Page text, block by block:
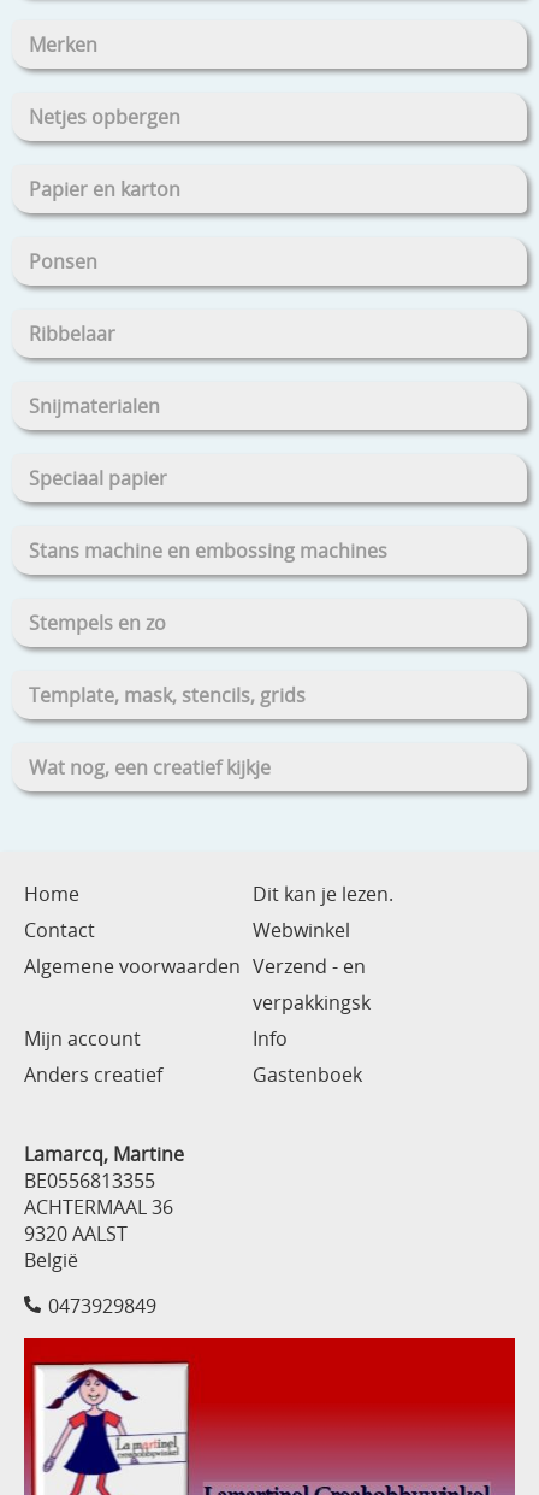
Merken
Netjes opbergen
Papier en karton
Ponsen
Ribbelaar
Snijmaterialen
Speciaal papier
Stans machine en embossing machines
Stempels en zo
Template, mask, stencils, grids
Wat nog, een creatief kijkje
Home
Dit kan je lezen.
Contact
Webwinkel
Algemene voorwaarden Verzend - en
verpakkingsk
Mijn account
Info
Anders creatief
Gastenboek
Lamarcq, Martine
BE0556813355
ACHTERMAAL 36
9320 AALST
België
0473929849